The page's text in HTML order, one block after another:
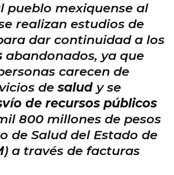
pueblo mexiquense al
realizan estudios de
dar continuidad a los
abandonados, ya que
carecen de
desalud y se
de recursos públicos
800 millones de pesos
de Salud del Estado de
) a través de facturas